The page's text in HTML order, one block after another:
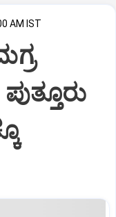
AM IST